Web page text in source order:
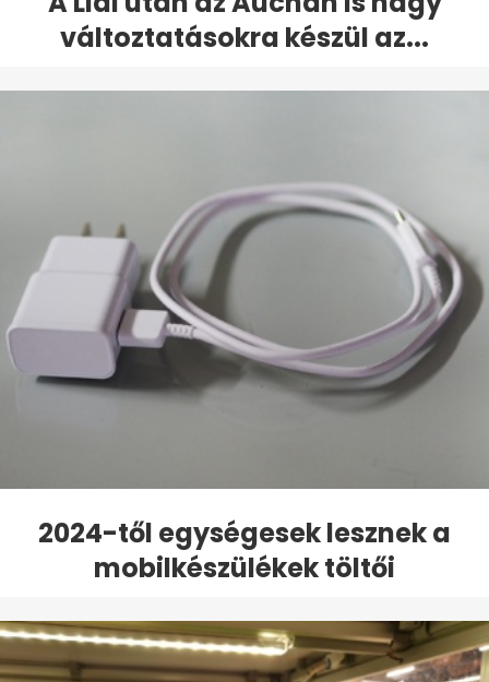
változtatásokra készül az...
2024-től egységesek lesznek a
mobilkészülékek töltői